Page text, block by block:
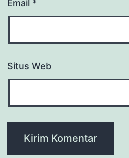
Email *
Situs Web